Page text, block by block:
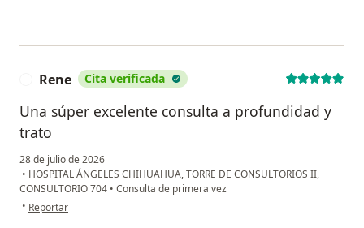
Rene Cita verificada
Una súper excelente consulta a profundidad y
trato
28 de julio de 2026
• HOSPITAL ÁNGELES CHIHUAHUA, TORRE DE CONSULTORIOS II,
CONSULTORIO 704 • Consulta de primera vez
• en opinión del usuario Rene
Reportar